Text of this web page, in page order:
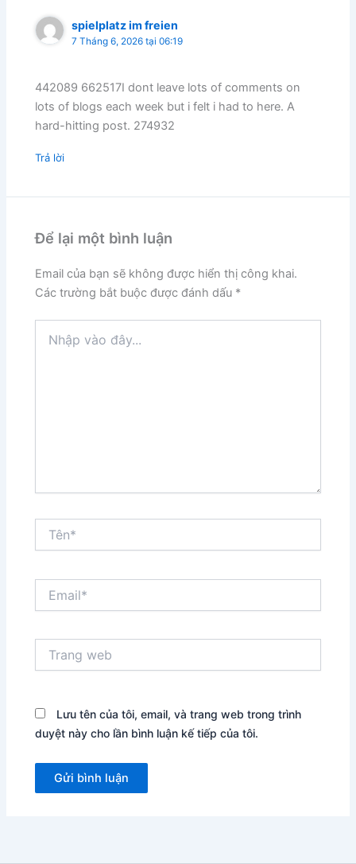
spielplatz im freien
7 Tháng 6, 2026 tại 06:19
442089 662517I dont leave lots of comments on
lots of blogs each week but i felt i had to here. A
hard-hitting post. 274932
Trả lời
Để lại một bình luận
Email của bạn sẽ không được hiển thị công khai.
Các trường bắt buộc được đánh dấu *
vào
web
Lưu tên của tôi, email, và trang web trong trình
duyệt này cho lần bình luận kế tiếp của tôi.